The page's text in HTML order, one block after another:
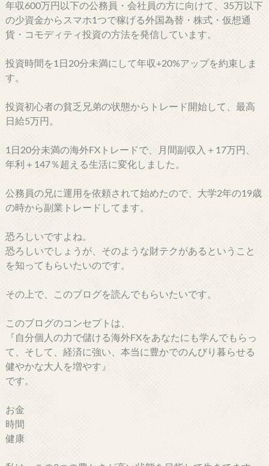
年収600万円以下の公務員・会社員の方に向けて、35万以下
の少資金からスマホ1つで稼げる外国為替・株式・仮想通
貨・コモディティ投資の方法を発信しています。
投資時間を1日20分未満にして年収+20%アップを約束しま
す。
投資初心者の貧乏兄弟の状態からトレード開始して、最高
日給5万円。
1日20分未満の海外FXトレードで、月間副収入＋17万円、
年利＋147％超える生活に変化しました。
公務員の兄に運用を依頼されて始めたので、大学2年の19歳
の時から副業トレードしてます。
恐ろしいですよね。
恐ろしいでしょうが、そのような財テクがあるということ
を知ってもらいたいのです。
その上で、このブログを読んでもらいたいです。
このブログのコンセプトは、
『自分個人の力で儲ける海外FXをあなたにも学んでもらっ
て、そして、経済に強い、本当に豊かでのんびり暮らせる
健やかな大人を増やす』
です。
お金
時間
健康